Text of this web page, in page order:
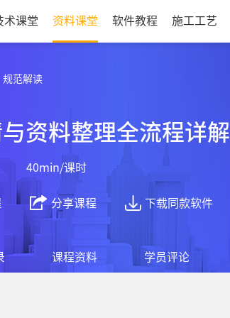
术课堂 资料课堂 软件教程 施工工艺
规范解读
资料整理全流程详解
40min/课时
分享课程 下载同款软件
课程资料 学员评论